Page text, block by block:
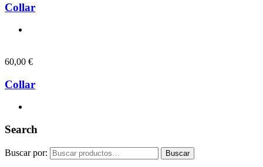
Collar
60,00 €
Collar
Search
Buscar por: Buscar